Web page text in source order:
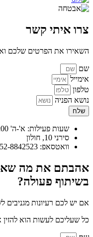
צרו איתי קשר
השאירו את הפרטים שלכם
שם
אימייל
טלפון
נושא הפניה
שלח
שעות פעילות: א'-ה' 08:00-16:00
סירני 10, חולון
וואטסאפ: 052-8842523
אהבתם את מה
בשיתוף פעולה?
אם יש לכם רעיונות
כל שעליכם לעשות הוא